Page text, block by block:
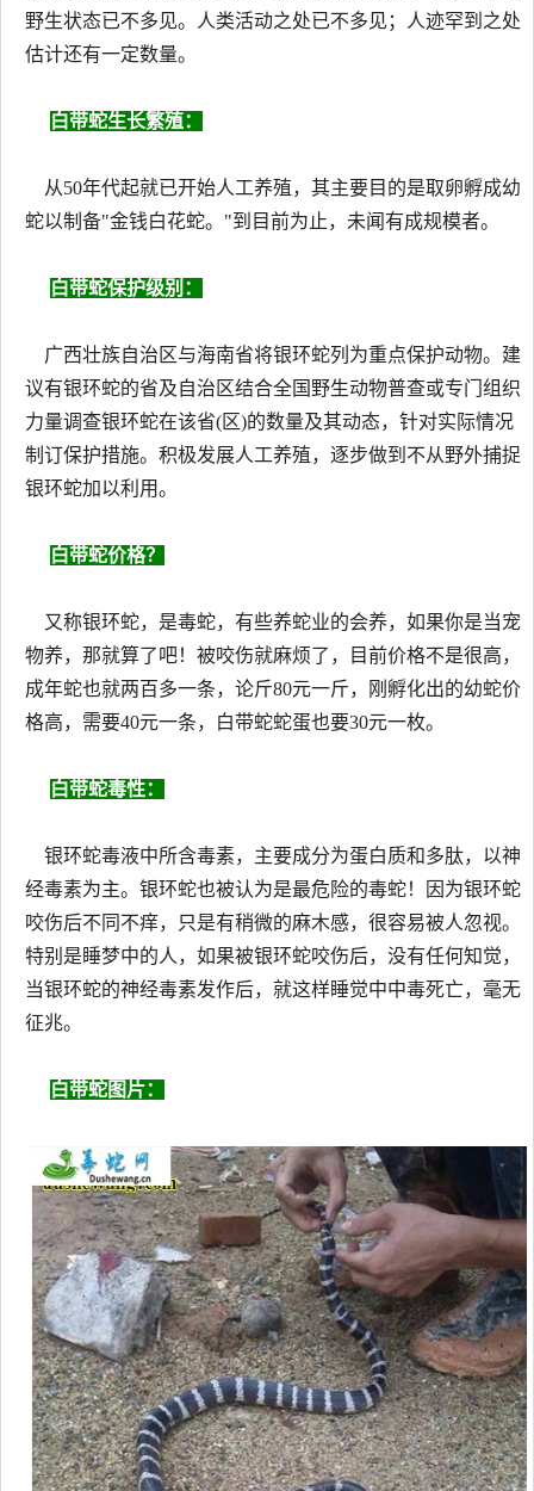
野生状态已不多见。人类活动之处已不多见；人迹罕到之处
估计还有一定数量。
白带蛇生长繁殖：
从50年代起就已开始人工养殖，其主要目的是取卵孵成幼
蛇以制备"金钱白花蛇。"到目前为止，未闻有成规模者。
白带蛇保护级别：
广西壮族自治区与海南省将银环蛇列为重点保护动物。建
议有银环蛇的省及自治区结合全国野生动物普查或专门组织
力量调查银环蛇在该省(区)的数量及其动态，针对实际情况
制订保护措施。积极发展人工养殖，逐步做到不从野外捕捉
银环蛇加以利用。
白带蛇价格？
又称银环蛇，是毒蛇，有些养蛇业的会养，如果你是当宠
物养，那就算了吧！被咬伤就麻烦了，目前价格不是很高，
成年蛇也就两百多一条，论斤80元一斤，刚孵化出的幼蛇价
格高，需要40元一条，白带蛇蛇蛋也要30元一枚。
白带蛇毒性：
银环蛇毒液中所含毒素，主要成分为蛋白质和多肽，以神
经毒素为主。银环蛇也被认为是最危险的毒蛇！因为银环蛇
咬伤后不同不痒，只是有稍微的麻木感，很容易被人忽视。
特别是睡梦中的人，如果被银环蛇咬伤后，没有任何知觉，
当银环蛇的神经毒素发作后，就这样睡觉中中毒死亡，毫无
征兆。
白带蛇图片：